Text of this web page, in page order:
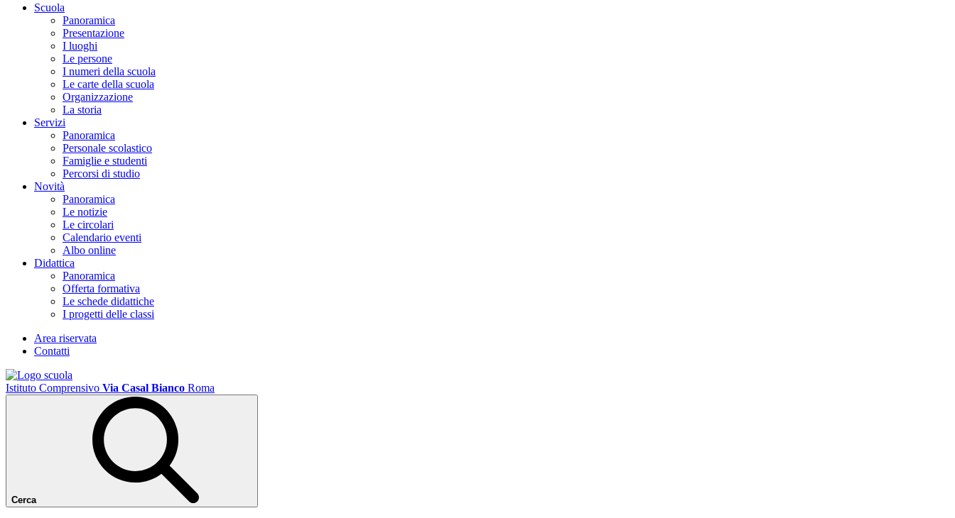
Scuola
Panoramica
Presentazione
I luoghi
Le persone
I numeri della scuola
Le carte della scuola
Organizzazione
La storia
Servizi
Panoramica
Personale scolastico
Famiglie e studenti
Percorsi di studio
Novità
Panoramica
Le notizie
Le circolari
Calendario eventi
Albo online
Didattica
Panoramica
Offerta formativa
Le schede didattiche
I progetti delle classi
Area riservata
Contatti
Istituto Comprensivo Via Casal Bianco Roma
Cerca